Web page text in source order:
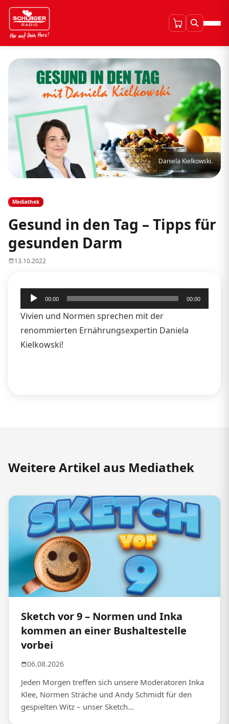
Daniela Kielkowski.
Mediathek
Gesund in den Tag – Tipps für
gesunden Darm
13.10.2022
Audio-
Player
00:00 00:00
Vivien und Normen sprechen mit der
renommierten Ernährungsexpertin Daniela
Kielkowski!
Weitere Artikel aus Mediathek
Sketch vor 9 – Normen und Inka
kommen an einer Bushaltestelle
vorbei
06.08.2026
Jeden Morgen treffen sich unsere Moderatoren Inka
Klee, Normen Sträche und Andy Schmidt für den
gespielten Witz – unser Sketch...